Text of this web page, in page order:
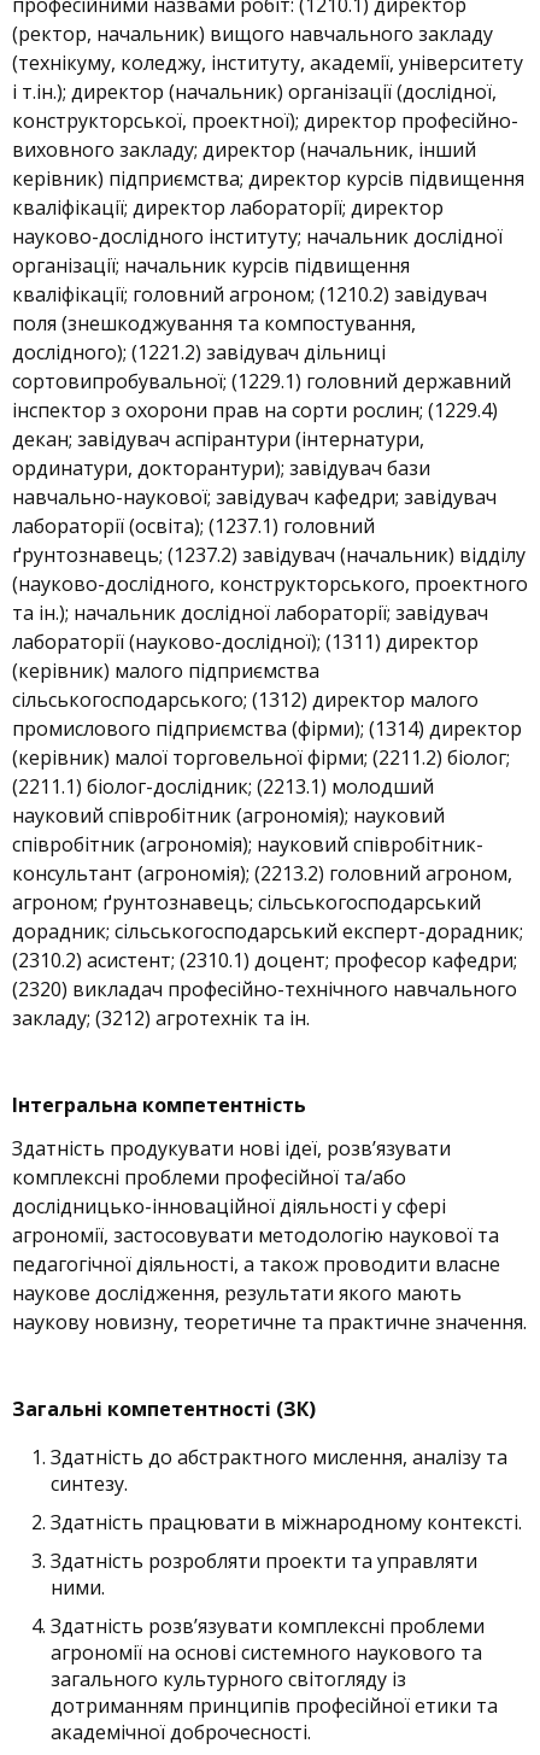
(ректор, начальник) вищого навчального закладу
(технікуму, коледжу, інституту, академії, університету
і т.ін.); директор (начальник) організації (дослідної,
конструкторської, проектної); директор професійно-
виховного закладу; директор (начальник, інший
керівник) підприємства; директор курсів підвищення
кваліфікації; директор лабораторії; директор
науково-дослідного інституту; начальник дослідної
організації; начальник курсів підвищення
кваліфікації; головний агроном; (1210.2) завідувач
поля (знешкоджування та компостування,
дослідного); (1221.2) завідувач дільниці
сортовипробувальної; (1229.1) головний державний
інспектор з охорони прав на сорти рослин; (1229.4)
декан; завідувач аспірантури (інтернатури,
ординатури, докторантури); завідувач бази
навчально-наукової; завідувач кафедри; завідувач
лабораторії (освіта); (1237.1) головний
ґрунтознавець; (1237.2) завідувач (начальник) відділу
(науково-дослідного, конструкторського, проектного
та ін.); начальник дослідної лабораторії; завідувач
лабораторії (науково-дослідної); (1311) директор
(керівник) малого підприємства
сільськогосподарського; (1312) директор малого
промислового підприємства (фірми); (1314) директор
(керівник) малої торговельної фірми; (2211.2) біолог;
(2211.1) біолог-дослідник; (2213.1) молодший
науковий співробітник (агрономія); науковий
співробітник (агрономія); науковий співробітник-
консультант (агрономія); (2213.2) головний агроном,
агроном; ґрунтознавець; сільськогосподарський
дорадник; сільськогосподарський експерт-дорадник;
(2310.2) асистент; (2310.1) доцент; професор кафедри;
(2320) викладач професійно-технічного навчального
закладу; (3212) агротехнік та ін.
Інтегральна компетентність
Здатність продукувати нові ідеї, розв’язувати
комплексні проблеми професійної та/або
дослідницько-інноваційної діяльності у сфері
агрономії, застосовувати методологію наукової та
педагогічної діяльності, а також проводити власне
наукове дослідження, результати якого мають
наукову новизну, теоретичне та практичне значення.
Загальні компетентності (ЗК)
Здатність до абстрактного мислення, аналізу та
синтезу.
Здатність працювати в міжнародному контексті.
Здатність розробляти проекти та управляти
ними.
Здатність розв’язувати комплексні проблеми
агрономії на основі системного наукового та
загального культурного світогляду із
дотриманням принципів професійної етики та
академічної доброчесності.